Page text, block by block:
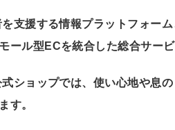
支援する情報プラットフォー
ール型ECを統合した総合サー
ショップでは、使い心地や息
す。